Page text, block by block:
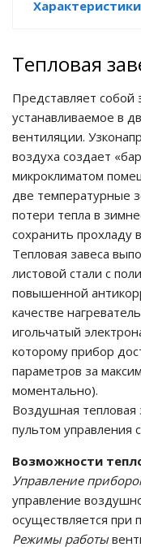
Характеристики
Тепловая
Представляет собой
устанавливаемое в
вентиляции.
воздуха создает
микроклиматом
две температурные
потери тепла в
сохранить прохладу
Тепловая завеса
листовой стали с
повышенной
качестве
игольчатый
которому прибор
параметров за
моментально).
Воздушная тепловая
пультом управления
Возможности
Управление
управление
осуществляется
Режимы работы